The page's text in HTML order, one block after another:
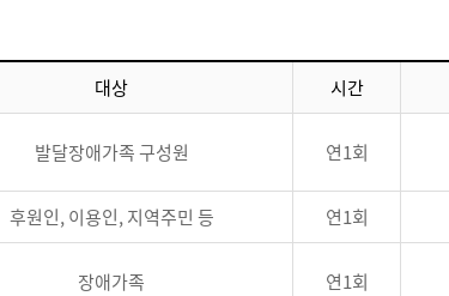
대상 시간
발달장애가족 구성원 연1회
후원인, 이용인, 지역주민 등
연1회
장애가족 연1회